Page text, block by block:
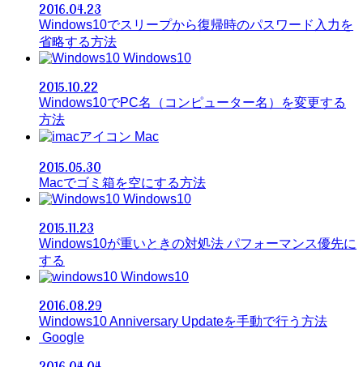
2016.04.23
Windows10でスリープから復帰時のパスワード入力を
省略する方法
Windows10
2015.10.22
Windows10でPC名（コンピューター名）を変更する
方法
Mac
2015.05.30
Macでゴミ箱を空にする方法
Windows10
2015.11.23
Windows10が重いときの対処法 パフォーマンス優先に
する
Windows10
2016.08.29
Windows10 Anniversary Updateを手動で行う方法
Google